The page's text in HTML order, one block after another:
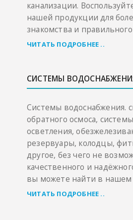
канализации.
нашей продукции для
знакомства и
ЧИТАТЬ ПОДРОБНЕЕ ..
СИСТЕМЫ
Системы водоснабжения.
обратного осмоса,
осветления,
резервуары, колодцы,
другое, без чего не
качественного и
вы можете найти в нашем
ЧИТАТЬ ПОДРОБНЕЕ ..